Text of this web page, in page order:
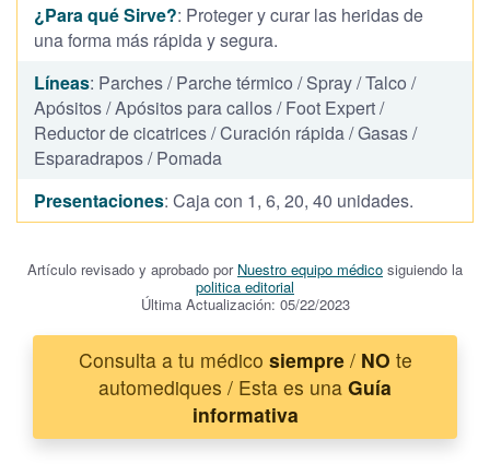
¿Para qué Sirve?: Proteger y curar las heridas de
una forma más rápida y segura.
Líneas: Parches / Parche térmico / Spray / Talco /
Apósitos / Apósitos para callos / Foot Expert /
Reductor de cicatrices / Curación rápida / Gasas /
Esparadrapos / Pomada
Presentaciones: Caja con 1, 6, 20, 40 unidades.
Artículo revisado y aprobado por Nuestro equipo médico siguiendo la
politica editorial
Última Actualización: 05/22/2023
Consulta a tu médico siempre/ NO te
automediques / Esta es una Guía
informativa